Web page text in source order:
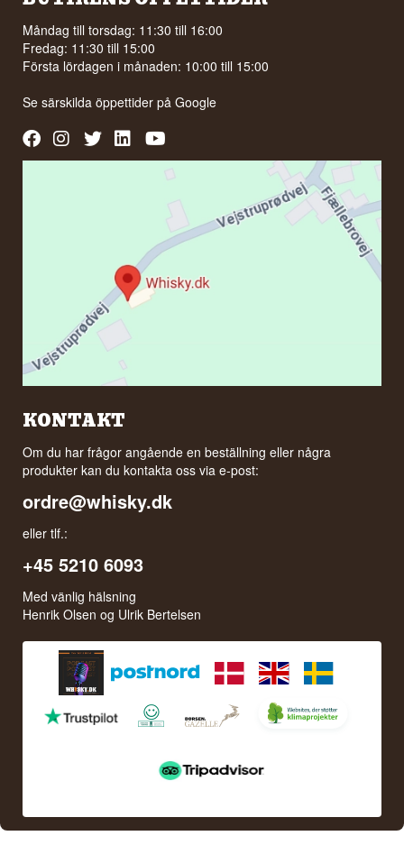
Måndag till torsdag: 11:30 till 16:00
Fredag: 11:30 till 15:00
Första lördagen i månaden: 10:00 till 15:00
Se särskilda öppettider påGoogle
KONTAKT
Om du har frågor angående en beställning eller några
produkter kan du kontakta oss via e-post:
ordre@whisky.dk
eller tlf.:
+45 5210 6093
Med vänlig hälsning
Henrik Olsen og Ulrik Bertelsen